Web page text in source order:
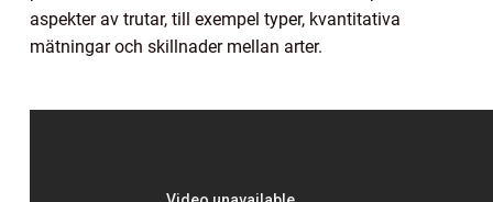
aspekter av trutar, till exempel typer, kvantitativa
mätningar och skillnader mellan arter.